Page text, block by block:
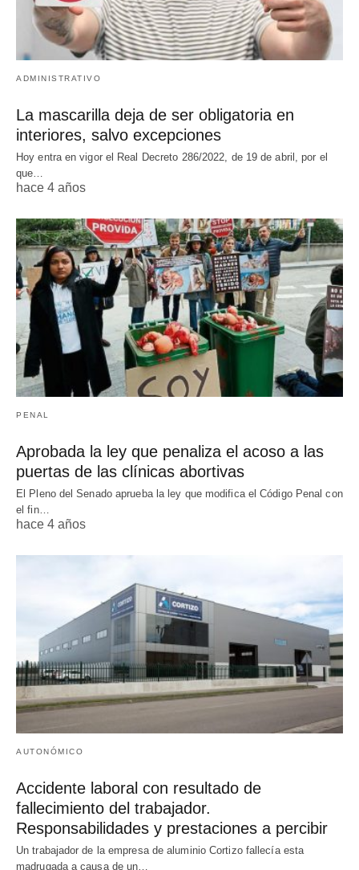
ADMINISTRATIVO
La mascarilla deja de ser obligatoria en
interiores, salvo excepciones
Hoy entra en vigor el Real Decreto 286/2022, de 19 de abril, por el
que…
hace 4 años
PENAL
Aprobada la ley que penaliza el acoso a las
puertas de las clínicas abortivas
El Pleno del Senado aprueba la ley que modifica el Código Penal con
el fin…
hace 4 años
AUTONÓMICO
Accidente laboral con resultado de
fallecimiento del trabajador.
Responsabilidades y prestaciones a percibir
Un trabajador de la empresa de aluminio Cortizo fallecía esta
madrugada a causa de un…